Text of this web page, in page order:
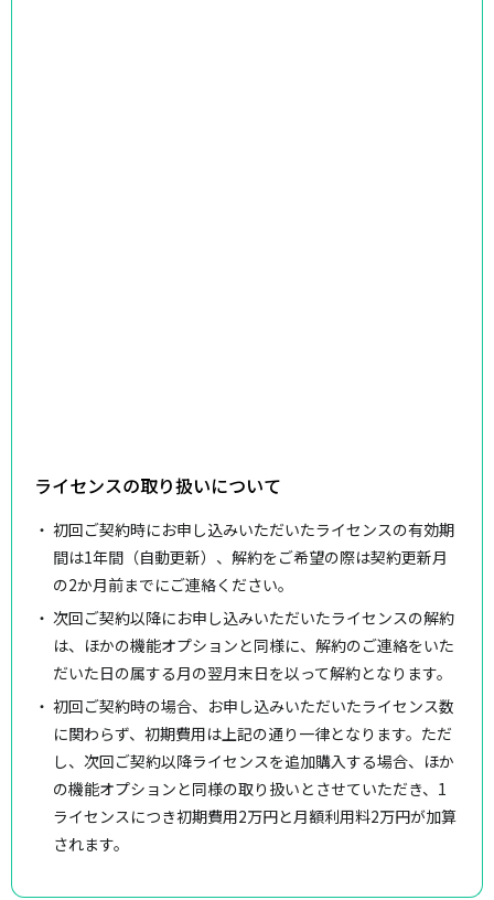
ライセンスの取り扱いについて
初回ご契約時にお申し込みいただいたライセンスの有効期
間は1年間（自動更新）、解約をご希望の際は契約更新月
の2か月前までにご連絡ください。
次回ご契約以降にお申し込みいただいたライセンスの解約
は、ほかの機能オプションと同様に、解約のご連絡をいた
だいた日の属する月の翌月末日を以って解約となります。
初回ご契約時の場合、お申し込みいただいたライセンス数
に関わらず、初期費用は上記の通り一律となります。ただ
し、次回ご契約以降ライセンスを追加購入する場合、ほか
の機能オプションと同様の取り扱いとさせていただき、1
ライセンスにつき初期費用2万円と月額利用料2万円が加算
されます。